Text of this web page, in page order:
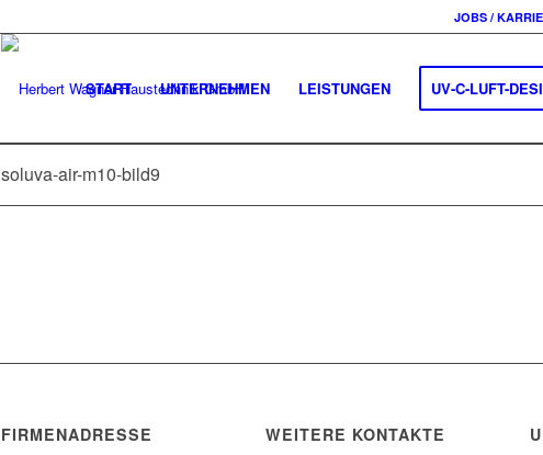
JOBS /
START UNTERNEHMEN LEISTUNGEN UV-C-LUFT-
soluva-air-m10-bild9
FIRMENADRESSE WEITERE KONTAKTE